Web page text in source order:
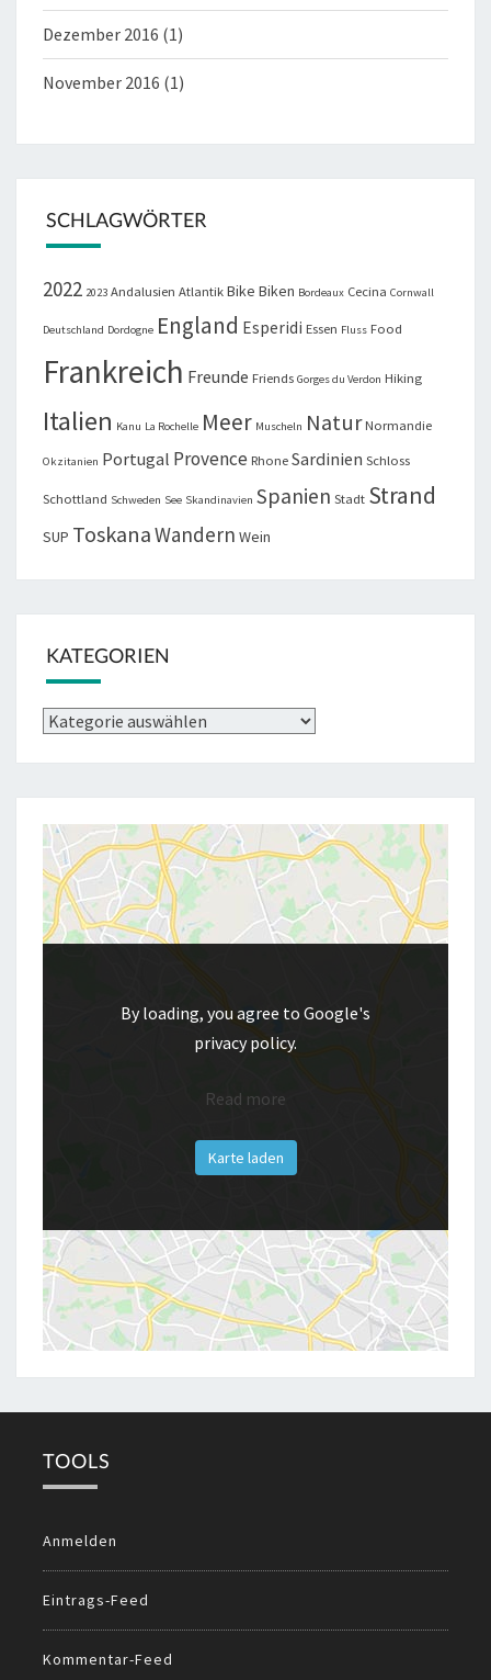
Dezember 2016 (1)
November 2016 (1)
SCHLAGWÖRTER
2022 2023 Andalusien Atlantik Bike Biken Bordeaux Cecina Cornwall
Deutschland Dordogne England Esperidi Essen Fluss Food
Frankreich Freunde Friends Gorges du Verdon Hiking
Italien Kanu La Rochelle Meer Muscheln Natur Normandie
Okzitanien Portugal Provence Rhone Sardinien Schloss
Schottland Schweden See Skandinavien Spanien Stadt Strand
SUP ToskanaWandern Wein
KATEGORIEN
Kategorien
By loading, you agree to Google's
privacy policy.
Read more
Karte laden
TOOLS
Anmelden
Eintrags-Feed
Kommentar-Feed